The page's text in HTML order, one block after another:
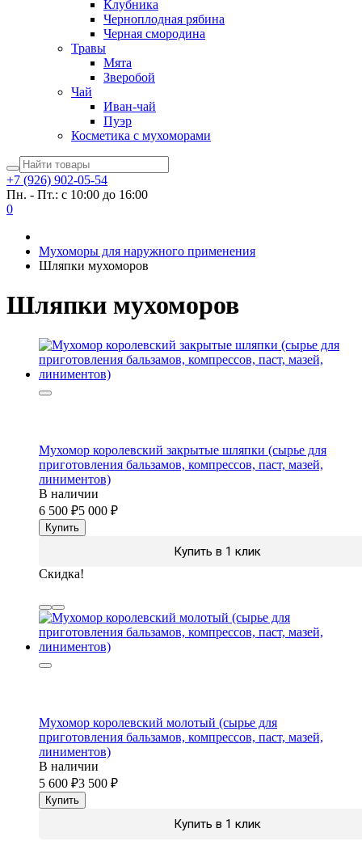
Клубника
Черноплодная рябина
Черная смородина
Травы
Мята
Зверобой
Чай
Иван-чай
Пуэр
Косметика с мухоморами
+7 (926) 902-05-54
Пн. - Пт.: с 10:00 до 16:00
0
Мухоморы для наружного применения
Шляпки мухоморов
Шляпки мухоморов
Мухомор королевский закрытые шляпки (сырье для
приготовления бальзамов, компрессов, паст, мазей,
линиментов)
В наличии
6 500
5 000
Купить
Купить в 1 клик
Скидка!
Мухомор королевский молотый (сырье для
приготовления бальзамов, компрессов, паст, мазей,
линиментов)
В наличии
5 600
3 500
Купить
Купить в 1 клик